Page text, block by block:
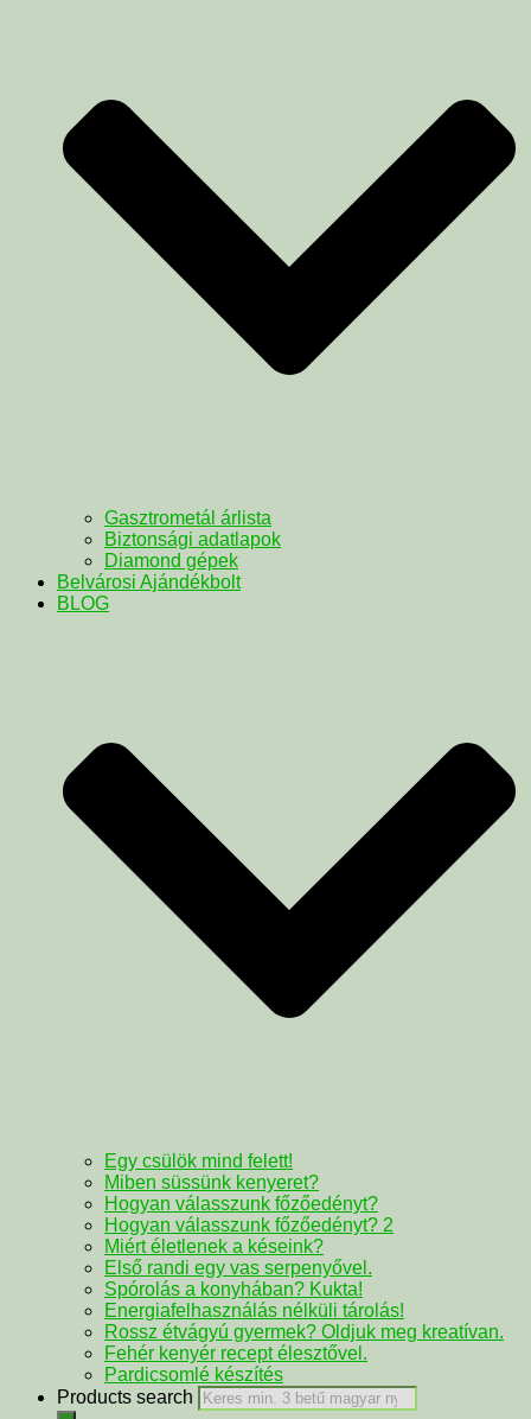
Gasztrometál árlista
Biztonsági adatlapok
Diamond gépek
Belvárosi Ajándékbolt
BLOG
Egy csülök mind felett!
Miben süssünk kenyeret?
Hogyan válasszunk főzőedényt?
Hogyan válasszunk főzőedényt? 2
Miért életlenek a késeink?
Első randi egy vas serpenyővel.
Spórolás a konyhában? Kukta!
Energiafelhasználás nélküli tárolás!
Rossz étvágyú gyermek? Oldjuk meg kreatívan.
Fehér kenyér recept élesztővel.
Pardicsomlé készítés
Products search